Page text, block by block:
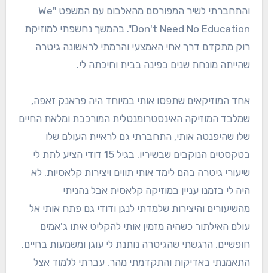
והתחברתי לשיר המפורסם מהאלבום עם המשפט "We
Don't Need No Education". בהמשך נחשפתי למוזיקת
רוק מתקדם דרך אחי האמצעי והרמתי לראשונה גיטרה
שהייתה מונחת שנים בפינה בבית וחיכתה לי.
אחד המוזיקאים שתפסו אותי במיוחד היה פראנק זאפה,
שמלבד המוזיקה האינסטרומנטלית המורכבת ומלאת החיים
שלו שהיפנטה אותי, התחברתי גם לראיית העולם שלו
בטקסטים הנוקבים שבשיריו. בגיל 15 דודי הציע לתת לי
שיעורי גיטרה בהם לימד אותי תווים ויצירות קלאסיות. לא
היה לי בזמנו עניין במוזיקה קלאסית אבל נהניתי
מהשיעורים והיצירות שלמדתי לנגן ודודי גם פתח אותי אל
עולם האילתור כשהיה מזמין אותי להקליט איתו ג'אמים
חופשיים. הרגשתי שהגיטרה נותנת לי עוגן ומשמעות בחיים,
התאמנתי באדיקות והתקדמתי מהר, עברתי ללמוד אצל